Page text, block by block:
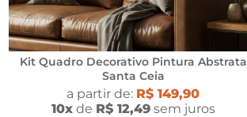
Kit Quadro Decorativo Pintura Abstrata
Santa Ceia
a partir de: R$ 149,90
10xde R$ 12,49sem juros